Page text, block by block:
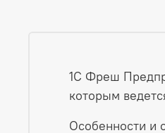
1С Фреш
которым
Особенности и